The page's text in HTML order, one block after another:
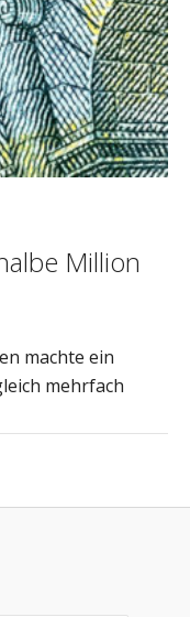
Million
machte ein
mehrfach